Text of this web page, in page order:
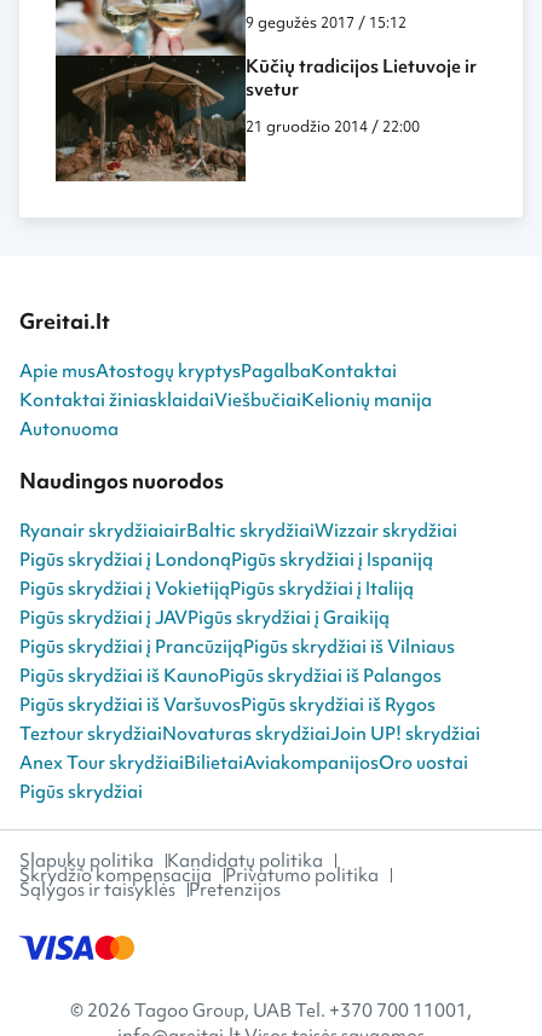
9 gegužės 2017 / 15:12
Kūčių tradicijos Lietuvoje ir
svetur
21 gruodžio 2014 / 22:00
Greitai.lt
Apie musAtostogų kryptysPagalbaKontaktai
Kontaktai žiniasklaidaiViešbučiaiKelionių manija
Autonuoma
Naudingos nuorodos
Ryanair skrydžiaiairBaltic skrydžiaiWizzair skrydžiai
Pigūs skrydžiai į LondonąPigūs skrydžiai į Ispaniją
Pigūs skrydžiai į VokietijąPigūs skrydžiai į Italiją
Pigūs skrydžiai į JAVPigūs skrydžiai į Graikiją
Pigūs skrydžiai į PrancūzijąPigūs skrydžiai iš Vilniaus
Pigūs skrydžiai iš KaunoPigūs skrydžiai iš Palangos
Pigūs skrydžiai iš VaršuvosPigūs skrydžiai iš Rygos
Teztour skrydžiaiNovaturas skrydžiaiJoin UP! skrydžiai
Anex Tour skrydžiaiBilietaiAviakompanijosOro uostai
Pigūs skrydžiai
Slapukų politika Kandidatų politika
Skrydžio kompensacija Privatumo politika
Sąlygos ir taisyklės Pretenzijos
© 2026 Tagoo Group, UAB Tel. +370 700 11001,